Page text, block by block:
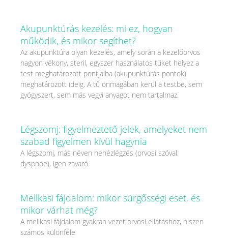
Akupunktúrás kezelés: mi ez, hogyan
működik, és mikor segíthet?
Az akupunktúra olyan kezelés, amely során a kezelőorvos
nagyon vékony, steril, egyszer használatos tűket helyez a
test meghatározott pontjaiba (akupunktúrás pontok)
meghatározott ideig. A tű önmagában kerül a testbe, sem
gyógyszert, sem más vegyi anyagot nem tartalmaz.
Légszomj: figyelmeztető jelek, amelyeket nem
szabad figyelmen kívül hagynia
A légszomj, más néven nehézlégzés (orvosi szóval:
dyspnoe), igen zavaró
Mellkasi fájdalom: mikor sürgősségi eset, és
mikor várhat még?
A mellkasi fájdalom gyakran vezet orvosi ellátáshoz, hiszen
számos különféle